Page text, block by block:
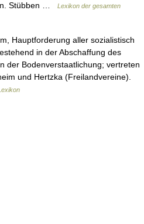
Stübben …
Lexikon der gesamten
Hauptforderung aller sozialistisch
in der Abschaffung des
der Bodenverstaatlichung; vertreten
und Hertzka (Freilandvereine).